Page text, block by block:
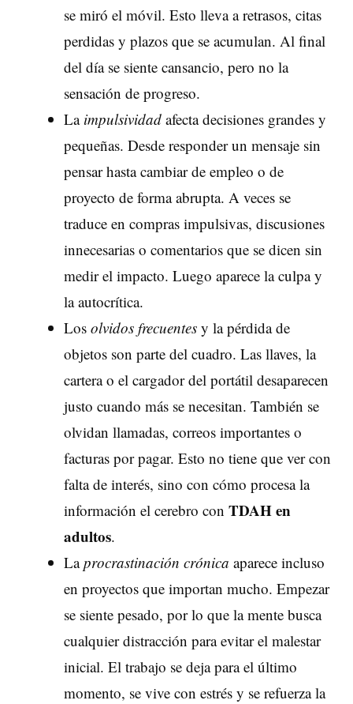
se miró el móvil. Esto lleva a retrasos, citas
perdidas y plazos que se acumulan. Al final
del día se siente cansancio, pero no la
sensación de progreso.
La impulsividad afecta decisiones grandes y
pequeñas. Desde responder un mensaje sin
pensar hasta cambiar de empleo o de
proyecto de forma abrupta. A veces se
traduce en compras impulsivas, discusiones
innecesarias o comentarios que se dicen sin
medir el impacto. Luego aparece la culpa y
la autocrítica.
Los olvidos frecuentes y la pérdida de
objetos son parte del cuadro. Las llaves, la
cartera o el cargador del portátil desaparecen
justo cuando más se necesitan. También se
olvidan llamadas, correos importantes o
facturas por pagar. Esto no tiene que ver con
falta de interés, sino con cómo procesa la
información el cerebro con TDAHen
adultos.
Laprocrastinación crónica aparece incluso
en proyectos que importan mucho. Empezar
se siente pesado, por lo que la mente busca
cualquier distracción para evitar el malestar
inicial. El trabajo se deja para el último
momento, se vive con estrés y se refuerza la